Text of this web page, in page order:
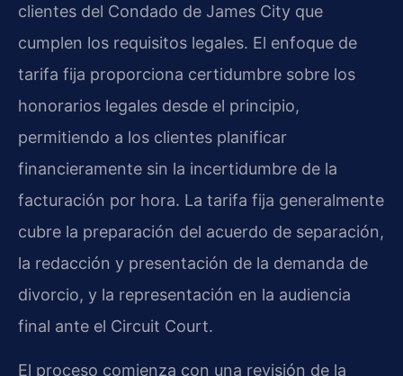
clientes del Condado de James City que
cumplen los requisitos legales. El enfoque de
tarifa fija proporciona certidumbre sobre los
honorarios legales desde el principio,
permitiendo a los clientes planificar
financieramente sin la incertidumbre de la
facturación por hora. La tarifa fija generalmente
cubre la preparación del acuerdo de separación,
la redacción y presentación de la demanda de
divorcio, y la representación en la audiencia
final ante el Circuit Court.
El proceso comienza con una revisión de la